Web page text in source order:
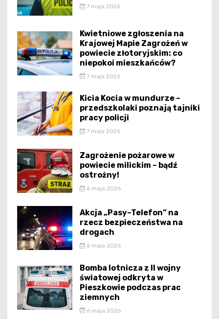
7 maja 2026
Kwietniowe zgłoszenia na
Krajowej Mapie Zagrożeń w
powiecie złotoryjskim: co
niepokoi mieszkańców?
7 maja 2026
Kicia Kocia w mundurze –
przedszkolaki poznają tajniki
pracy policji
7 maja 2026
Zagrożenie pożarowe w
powiecie milickim – bądź
ostrożny!
6 maja 2026
Akcja „Pasy–Telefon” na
rzecz bezpieczeństwa na
drogach
6 maja 2026
Bomba lotnicza z II wojny
światowej odkryta w
Pieszkowie podczas prac
ziemnych
6 maja 2026